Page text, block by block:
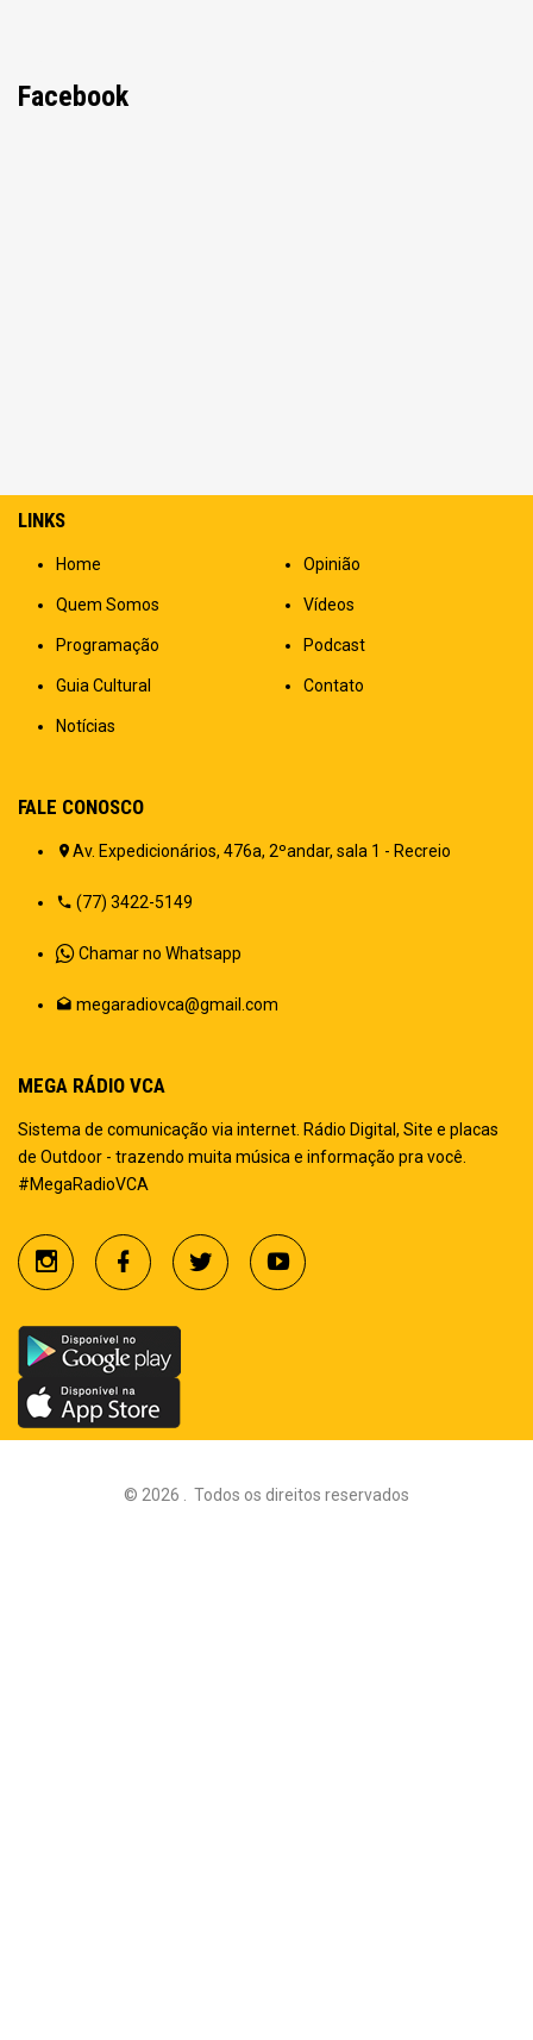
Facebook
LINKS
Home
Quem Somos
Programação
Guia Cultural
Notícias
Opinião
Vídeos
Podcast
Contato
FALE CONOSCO
Av. Expedicionários, 476a, 2ºandar, sala 1 - Recreio
(77) 3422-5149
Chamar no Whatsapp
megaradiovca@gmail.com
MEGA RÁDIO VCA
Sistema de comunicação via internet. Rádio Digital, Site e placas
de Outdoor - trazendo muita música e informação pra você.
#MegaRadioVCA
© 2026 Todos os direitos reservados